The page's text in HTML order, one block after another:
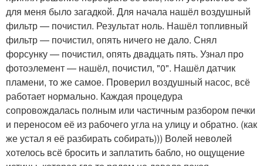
для меня было загадкой. Для начала нашёл воздушный
фильтр — почистил. Результат ноль. Нашёл топливный
фильтр — почистил, опять ничего не дало. Снял
форсунку — почистил, опять двадцать пять. Узнал про
фотоэлемент — нашёл, почистил, "0". Нашёл датчик
пламени, то же самое. Проверил воздушный насос, всё
работает нормально. Каждая процедура
сопровождалась полным или частичным разбором печки
и переносом её из рабочего угла на улицу и обратно. (как
же устал я её разбирать собирать))) Волей неволей
хотелось всё бросить и заплатить бабло, но ощущение